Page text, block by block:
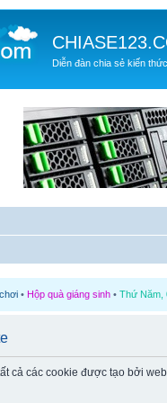
Diễn đàn chia sẻ kiến thức
• Hộp quà giáng sinh • Thứ Năm,
cả các cookie được tạo bởi